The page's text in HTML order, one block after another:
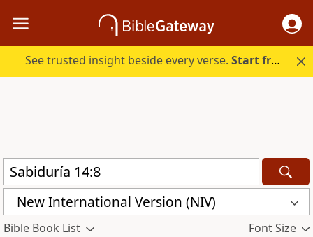
See trusted insight beside every verse.Start free.
New International Version (NIV)
Bible Book List Font Size